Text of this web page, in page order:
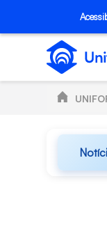
Pular para o